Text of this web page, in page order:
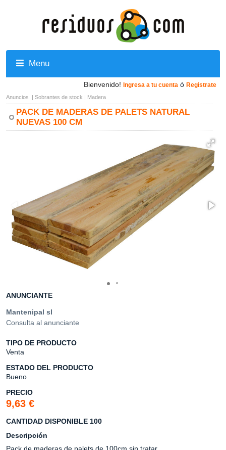
Menu
Bienvenido! Ingresa a tu cuenta ó Registrate
Anuncios | Sobrantes de stock | Madera
PACK DE MADERAS DE PALETS NATURAL
NUEVAS 100 CM
ANUNCIANTE
Mantenipal sl
Consulta al anunciante
TIPO DE PRODUCTO
Venta
ESTADO DEL PRODUCTO
Bueno
PRECIO
9,63 €
CANTIDAD DISPONIBLE 100
Descripción